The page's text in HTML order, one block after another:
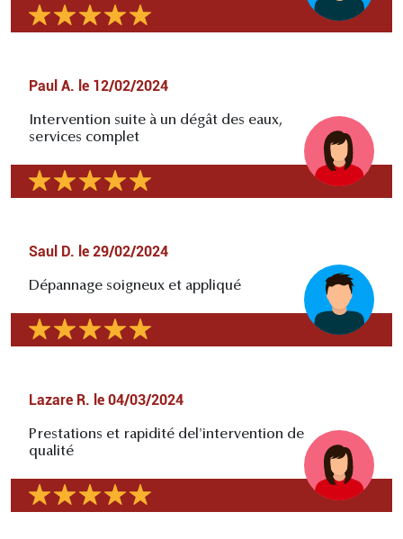
Paul A. le 12/02/2024
Intervention suite à un dégât des eaux,
services complet
Saul D. le 29/02/2024
Dépannage soigneux et appliqué
Lazare R. le 04/03/2024
Prestations et rapidité del'intervention de
qualité